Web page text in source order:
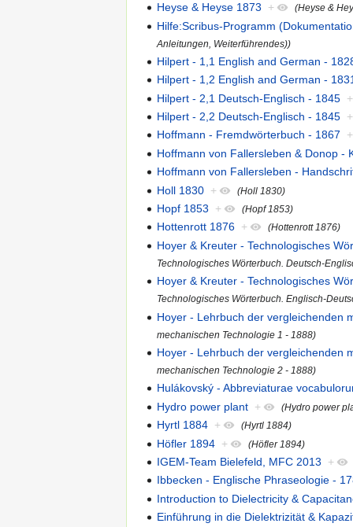
Heyse & Heyse 1873
+ (Heyse &
Hilfe:Scribus-Programm
Anleitungen, Weiterführendes))
Hilpert - 1,1 English and German -
Hilpert - 1,2 English and German -
Hilpert - 2,1 Deutsch-Englisch - 1845 +
Hilpert - 2,2 Deutsch-Englisch - 1845 +
Hoffmann - Fremdwörterbuch - 1867
+
Hoffmann von Fallersleben & Donop -
Hoffmann von Fallersleben -
Holl 1830 + (Holl 1830)
Hopf 1853 + (Hopf 1853)
Hottenrott 1876 + (Hottenrott 1876)
Hoyer & Kreuter - Technologisches
Technologisches Wörterbuch. Deutsch-
Hoyer & Kreuter - Technologisches
Technologisches Wörterbuch. Englisch-
Hoyer - Lehrbuch der vergleichenden
mechanischen Technologie 1 - 1888)
Hoyer - Lehrbuch der vergleichenden
mechanischen Technologie 2 - 1888)
Hulákovský - Abbreviaturae
Hydro power plant + (Hydro power
Hyrtl 1884 + (Hyrtl 1884)
Höfler 1894 + (Höfler 1894)
IGEM-Team Bielefeld, MFC 2013
+
Ibbecken - Englische Phraseologie -
Introduction to Dielectricity &
Einführung in die Dielektrizität &